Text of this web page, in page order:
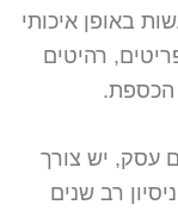
באופן איכותי
רהיטים
הכספת.
עסק, יש צורך
רב שנים